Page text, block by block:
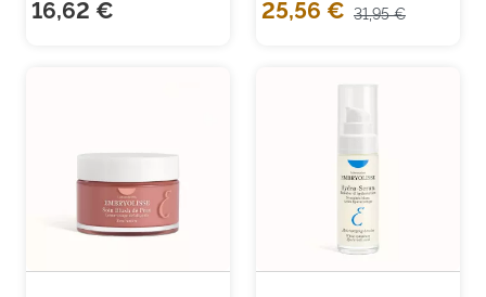
16,62 € 25,56 € 31,95 €